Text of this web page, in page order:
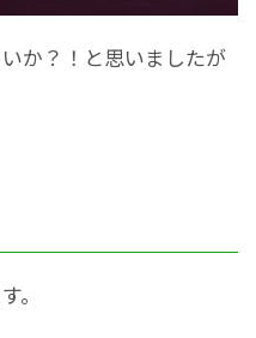
か？！と思いましたが
。